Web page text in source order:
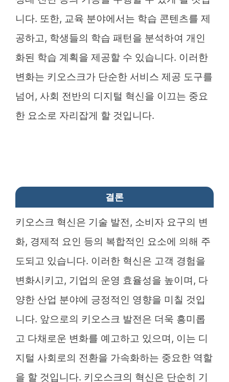
니다. 또한, 교육 분야에서는 학습 콘텐츠를 제
공하고, 학생들의 학습 패턴을 분석하여 개인
화된 학습 계획을 제공할 수 있습니다. 이러한
변화는 키오스크가 단순한 서비스 제공 도구를
넘어, 사회 전반의 디지털 혁신을 이끄는 중요
한 요소로 자리잡게 할 것입니다.
결론
키오스크 혁신은 기술 발전, 소비자 요구의 변
화, 경제적 요인 등의 복합적인 요소에 의해 주
도되고 있습니다. 이러한 혁신은 고객 경험을
변화시키고, 기업의 운영 효율성을 높이며, 다
양한 산업 분야에 긍정적인 영향을 미칠 것입
니다. 앞으로의 키오스크 발전은 더욱 흥미롭
고 다채로운 변화를 예고하고 있으며, 이는 디
지털 사회로의 전환을 가속화하는 중요한 역할
을 할 것입니다. 키오스크의 혁신은 단순히 기